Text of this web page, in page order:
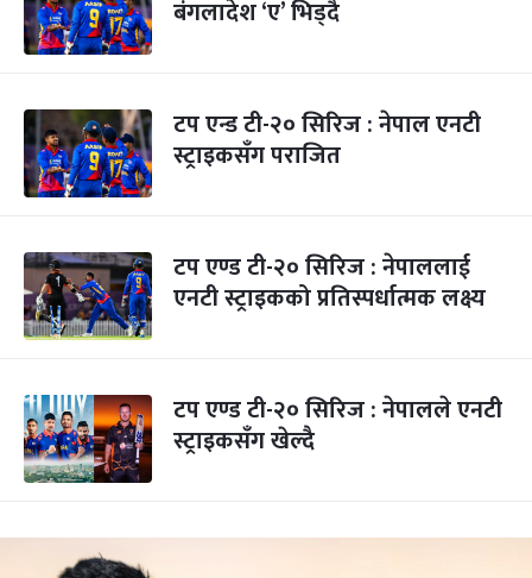
बंगलादेश ‘ए’ भिड्दै
टप एन्ड टी-२० सिरिज : नेपाल एनटी
स्ट्राइकसँग पराजित
टप एण्ड टी-२० सिरिज : नेपाललाई
एनटी स्ट्राइकको प्रतिस्पर्धात्मक लक्ष्य
टप एण्ड टी-२० सिरिज : नेपालले एनटी
स्ट्राइकसँग खेल्दै